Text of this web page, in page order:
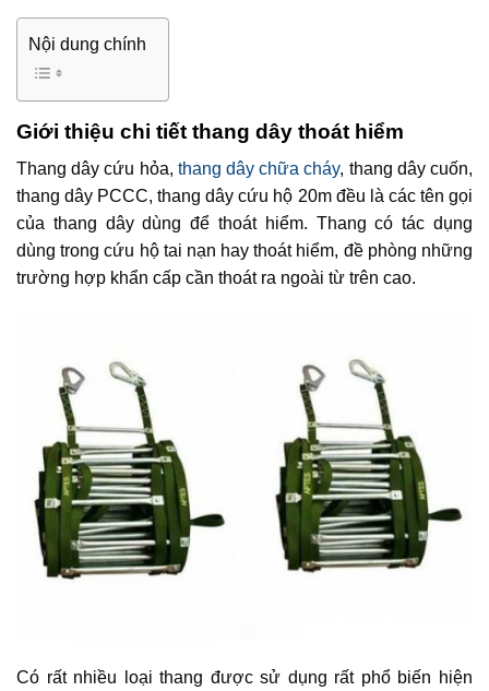
Nội dung chính
Giới thiệu chi tiết thang dây thoát hiểm
Thang dây cứu hỏa, thang dây chữa cháy, thang dây cuốn,
thang dây PCCC, thang dây cứu hộ 20m đều là các tên gọi
của thang dây dùng để thoát hiểm. Thang có tác dụng
dùng trong cứu hộ tai nạn hay thoát hiểm, đề phòng những
trường hợp khẩn cấp cần thoát ra ngoài từ trên cao.
Có rất nhiều loại thang được sử dụng rất phổ biến hiện